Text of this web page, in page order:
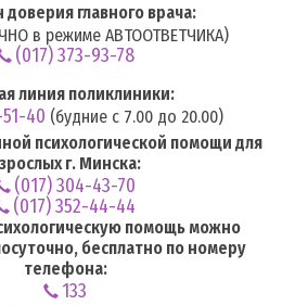
главного врача:
в режиме АВТООТВЕТЧИКА)
(017) 373-93-78
линия поликлиники:
40 (будние с 7.00 до 20.00)
психологической помощи для
г. Минска:
(017) 304-43-70
(017) 352-44-44
помощь можно
бесплатно по номеру
телефона:
133